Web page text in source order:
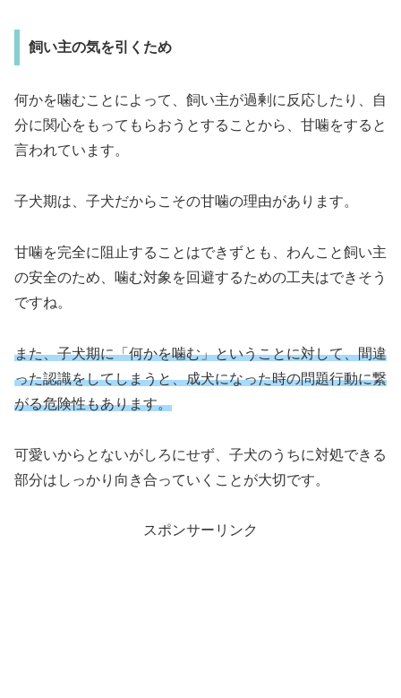
飼い主の気を引くため
何かを噛むことによって、飼い主が過剰に反応したり、自
分に関心をもってもらおうとすることから、甘噛をすると
言われています。
子犬期は、子犬だからこその甘噛の理由があります。
甘噛を完全に阻止することはできずとも、わんこと飼い主
の安全のため、噛む対象を回避するための工夫はできそう
ですね。
また、子犬期に「何かを噛む」ということに対して、間違
った認識をしてしまうと、成犬になった時の問題行動に繋
がる危険性もあります。
可愛いからとないがしろにせず、子犬のうちに対処できる
部分はしっかり向き合っていくことが大切です。
スポンサーリンク